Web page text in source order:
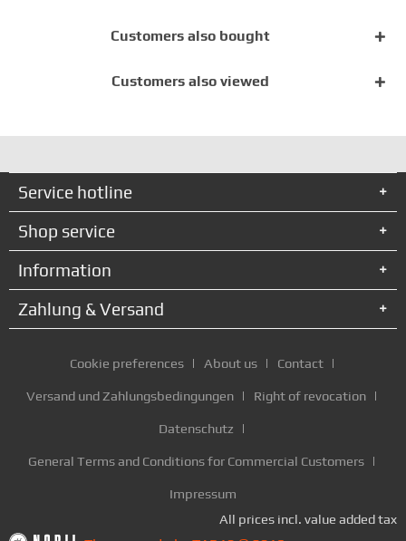
Customers also bought
Customers also viewed
Service hotline
Shop service
Information
Zahlung & Versand
Cookie preferences About us Contact
Versand und Zahlungsbedingungen Right of revocation
Datenschutz
General Terms and Conditions for Commercial Customers
Impressum
All prices incl. value added tax